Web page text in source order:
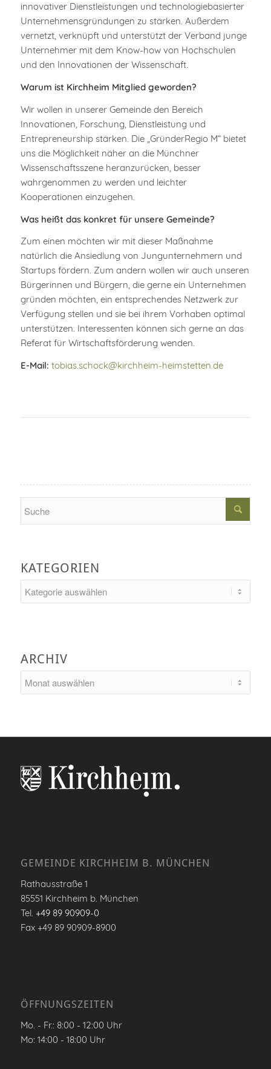
innovativer Dienstleistungen und technologiebasierter
Unternehmensgründungen zu stärken. Außerdem
vernetzt, verknüpft und unterstützt der Verband junge
Unternehmer mit dem Know-how von Hochschulen
und den Innovationen der Wissenschaft.
Warum ist Kirchheim Mitglied geworden?
Wir wollen in unserer Gemeinde den Bereich
Innovationen, Forschung, Dienstleistung und
Entrepreneurship stärken. Die „GründerRegio M“ bietet
uns die Möglichkeit näher an die Münchner
Wissenschaftsszene heranzurücken, besser
wahrgenommen zu werden und leichter
Kooperationen einzugehen.
Was heißt das konkret für unsere Gemeinde?
Zum einen möchten wir mit dieser Maßnahme
natürlich die Ansiedlung von Jungunternehmern und
Startups fördern. Zum andern wollen wir auch unseren
Bürgerinnen und Bürgern, die gerne ein Unternehmen
gründen möchten, ein entsprechendes Netzwerk zur
Verfügung stellen und sie bei ihrem Vorhaben optimal
unterstützen. Interessenten können sich gerne an das
Referat für Wirtschaftsförderung wenden.
E-Mail: tobias.schock@kirchheim-heimstetten.de
KATEGORIEN
ARCHIV
GEMEINDE KIRCHHEIM B. MÜNCHEN
Rathausstraße 1
85551 Kirchheim b. München
Tel. +49 89 90909-0
Fax +49 89 90909-8900
ÖFFNUNGSZEITEN
Mo. - Fr.: 8:00 - 12:00 Uhr
Mo: 14:00 - 18:00 Uhr